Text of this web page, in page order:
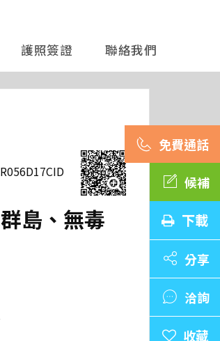
護照簽證 聯絡我們
候補
下載
分享
洽詢
島、無毒